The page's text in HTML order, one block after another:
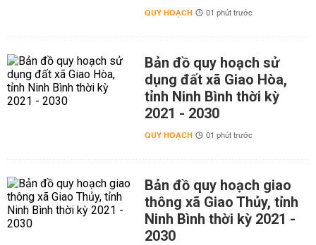
QUY HOẠCH 01 phút trước
Bản đồ quy hoạch sử
dụng đất xã Giao Hòa,
tỉnh Ninh Bình thời kỳ
2021 - 2030
QUY HOẠCH 01 phút trước
Bản đồ quy hoạch giao
thông xã Giao Thủy, tỉnh
Ninh Bình thời kỳ 2021 -
2030